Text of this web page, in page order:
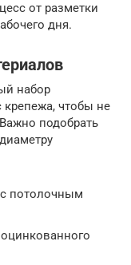
от разметки
дня.
набор
крепежа, чтобы не
подобрать
потолочным